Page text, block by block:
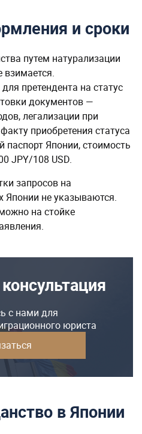
и сроки
путем натурализации
взимается.
претендента на статус
документов —
легализации при
приобретения статуса
Японии, стоимость
JPY/108 USD.
запросов на
Японии не указываются.
на стойке
с нами для
юриста
в Японии